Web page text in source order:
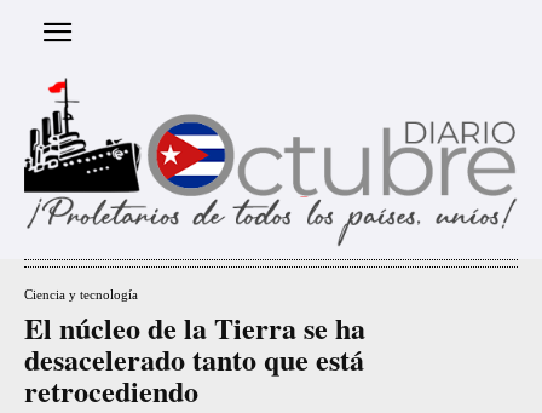
Ciencia y tecnología
El núcleo de la Tierra se ha
desacelerado tanto que está
retrocediendo